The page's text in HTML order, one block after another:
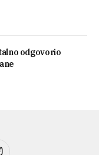
odgovorio